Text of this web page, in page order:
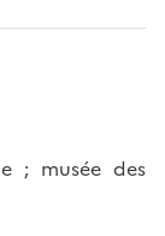
; musée des